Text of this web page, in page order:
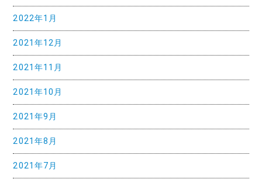
2022年1月
2021年12月
2021年11月
2021年10月
2021年9月
2021年8月
2021年7月